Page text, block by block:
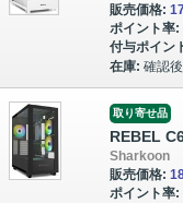
販売価格:
ポイント率:
付与ポイン
在庫: 確認
取り寄せ品
REBEL
Sharkoon
販売価格:
ポイント率: